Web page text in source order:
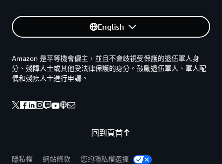
English
回到頁首
Amazon 是平等機會僱主，並且不會歧視受保護的退伍軍人身
分、殘障人士或其他受法律保護的身分。鼓勵退伍軍人、軍人配
偶和殘疾人士進行申請。
隱私權 網站條款 您的隱私權選擇